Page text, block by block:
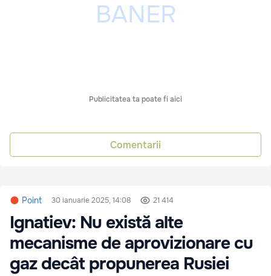
Publicitatea ta poate fi aici
Comentarii
Point 30 ianuarie 2025, 14:08 21 414
Ignatiev: Nu există alte
mecanisme de aprovizionare cu
gaz decât propunerea Rusiei